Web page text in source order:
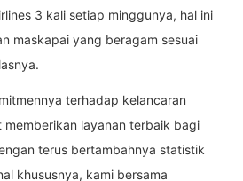
3 kali setiap minggunya, hal ini
maskapai yang beragam sesuai
terhadap kelancaran
memberikan layanan terbaik bagi
terus bertambahnya statistik
khususnya, kami bersama